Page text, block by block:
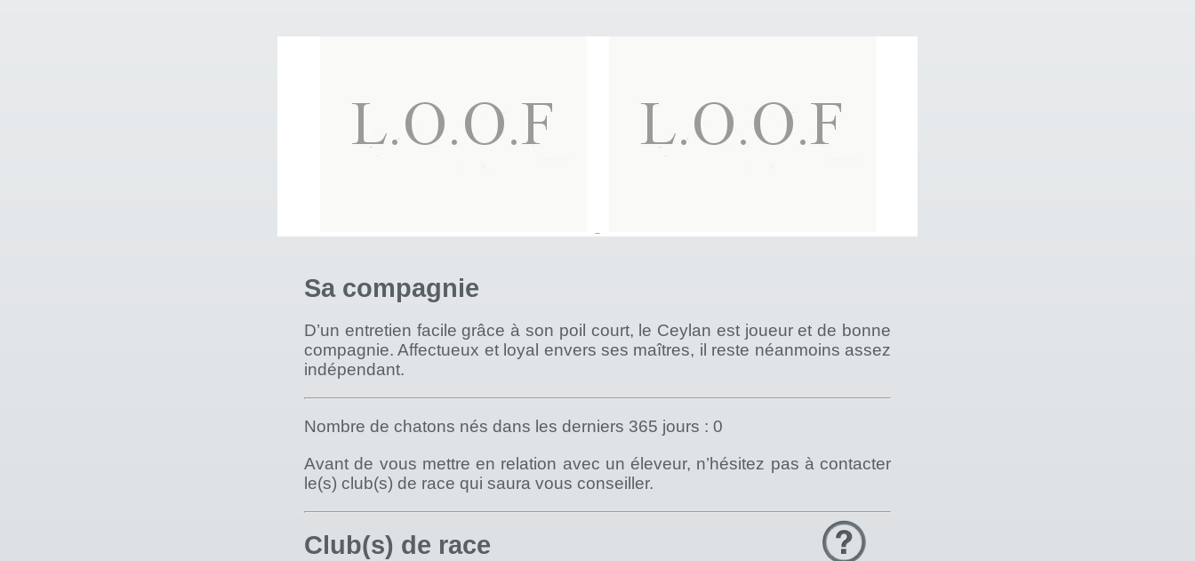
Sa compagnie
D’un entretien facile grâce à son poil court, le Ceylan est joueur et de bonne
compagnie. Affectueux et loyal envers ses maîtres, il reste néanmoins assez
indépendant.
Nombre de chatons nés dans les derniers 365 jours : 0
Avant de vous mettre en relation avec un éleveur, n’hésitez pas à contacter
le(s) club(s) de race qui saura vous conseiller.
Club(s) de race